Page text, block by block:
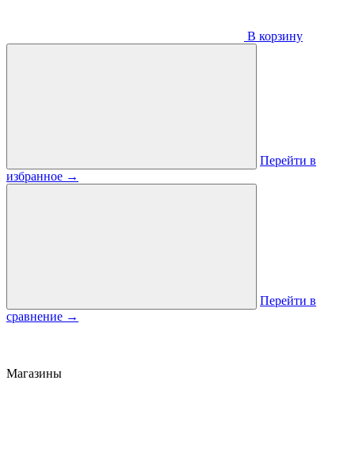
В корзину
Перейти в
избранное →
Перейти в
сравнение →
Магазины